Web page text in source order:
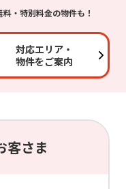
料・特別料金の物件も！
対応エリア・
物件をご案内
客さま